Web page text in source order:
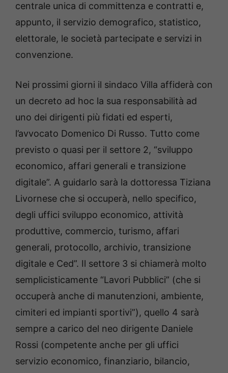
centrale unica di committenza e contratti e,
appunto, il servizio demografico, statistico,
elettorale, le società partecipate e servizi in
convenzione.
Nei prossimi giorni il sindaco Villa affiderà con
un decreto ad hoc la sua responsabilità ad
uno dei dirigenti più fidati ed esperti,
l’avvocato Domenico Di Russo. Tutto come
previsto o quasi per il settore 2, “sviluppo
economico, affari generali e transizione
digitale”. A guidarlo sarà la dottoressa Tiziana
Livornese che si occuperà, nello specifico,
degli uffici sviluppo economico, attività
produttive, commercio, turismo, affari
generali, protocollo, archivio, transizione
digitale e Ced”. Il settore 3 si chiamerà molto
semplicisticamente “Lavori Pubblici” (che si
occuperà anche di manutenzioni, ambiente,
cimiteri ed impianti sportivi”), quello 4 sarà
sempre a carico del neo dirigente Daniele
Rossi (competente anche per gli uffici
servizio economico, finanziario, bilancio,